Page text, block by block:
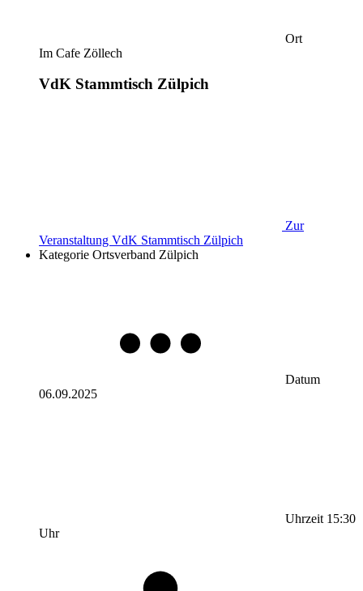
Ort
Im Cafe Zöllech
VdK Stammtisch Zülpich
Zur
Veranstaltung VdK Stammtisch Zülpich
Kategorie Ortsverband Zülpich
Datum
06.09.2025
Uhrzeit 15:30
Uhr